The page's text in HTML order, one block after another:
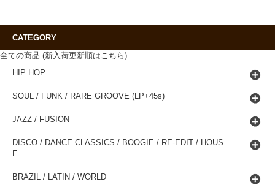
CATEGORY
全ての商品 (新入荷更新順はこちら)
HIP HOP
SOUL / FUNK / RARE GROOVE (LP+45s)
JAZZ / FUSION
DISCO / DANCE CLASSICS / BOOGIE / RE-EDIT / HOUS
E
BRAZIL / LATIN / WORLD